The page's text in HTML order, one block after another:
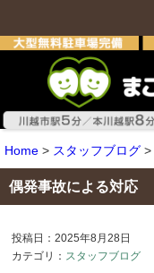
Home > スタッフブログ >
偶発事故による対応
投稿日：2025年8月28日
カテゴリ： スタッフブログ